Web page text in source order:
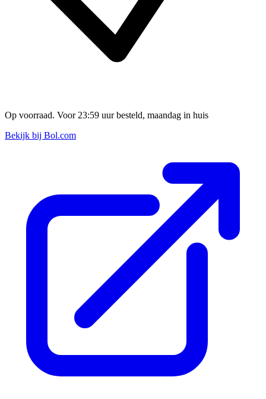
Op voorraad. Voor 23:59 uur besteld, maandag in huis
Bekijk bij Bol.com